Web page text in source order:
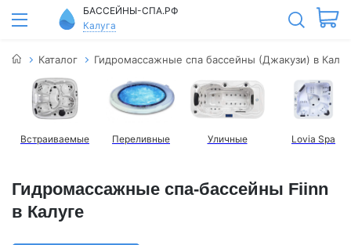
БАССЕЙНЫ-СПА.РФ
Калуга
Каталог Гидромассажные спа бассейны (Джакузи) в
Встраиваемые Переливные Уличные Lovia Spa
Гидромассажные спа-бассейны Fiinn
в Калуге